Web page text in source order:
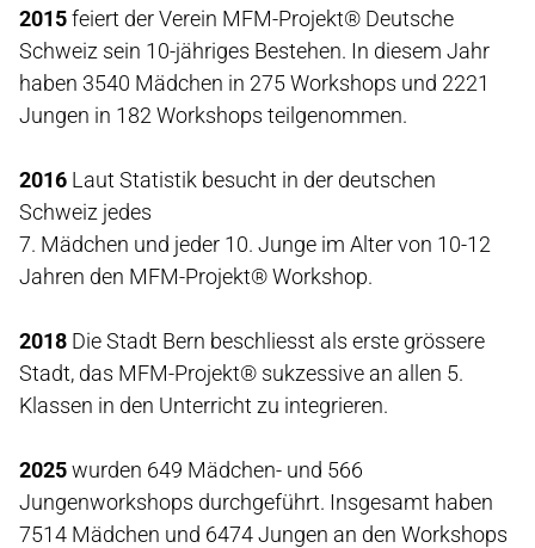
2015feiert der Verein MFM-Projekt® Deutsche
Schweiz sein 10-jähriges Bestehen. In diesem Jahr
haben 3540 Mädchen in 275 Workshops und 2221
Jungen in 182 Workshops teilgenommen.
2016 Laut Statistik besucht in der deutschen
Schweiz jedes
7. Mädchen und jeder 10. Junge im Alter von 10-12
Jahren den MFM-Projekt® Workshop.
2018 Die Stadt Bern beschliesst als erste grössere
Stadt, das MFM-Projekt® sukzessive an allen 5.
Klassen in den Unterricht zu integrieren.
2025wurden 649 Mädchen- und 566
Jungenworkshops durchgeführt. Insgesamt haben
7514 Mädchen und 6474 Jungen an den Workshops